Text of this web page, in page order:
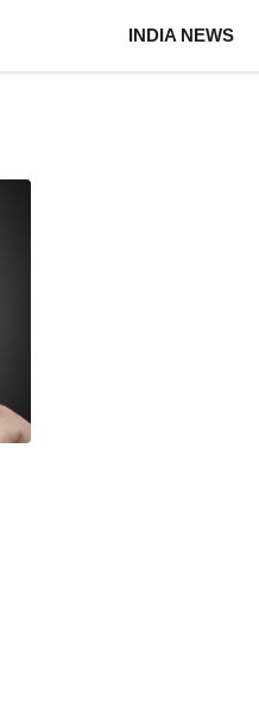
INDIA NEWS